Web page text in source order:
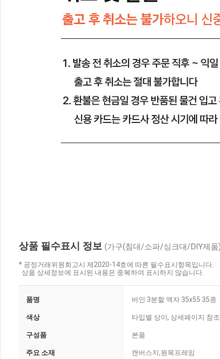
상품 필수표시 정보 (가구(침대/소파/싱크대/DIY제품
* 공정거래위원회고시 제2020-14호에 따른 필수표시항목입니다.
상품 상세정보에 표시된 내용은 중복하여 표시하지 않습니다.
품명 바인 3분할 액자 35x55 35종
색상 타입별 상이, 상세페이지 참조
구성품 본품
주요 소재 캔버스지,원목프레임